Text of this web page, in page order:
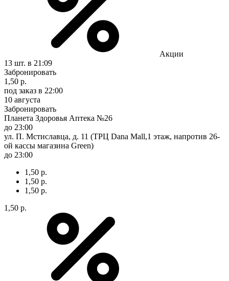
Акции
13 шт. в 21:09
Забронировать
1,50 р.
под заказ в 22:00
10 августа
Забронировать
Планета Здоровья Аптека №26
до 23:00
ул. П. Мстиславца, д. 11 (ТРЦ Dana Mall,1 этаж, напротив 26-
ой кассы магазина Green)
до 23:00
1,50 р.
1,50 р.
1,50 р.
1,50 р.